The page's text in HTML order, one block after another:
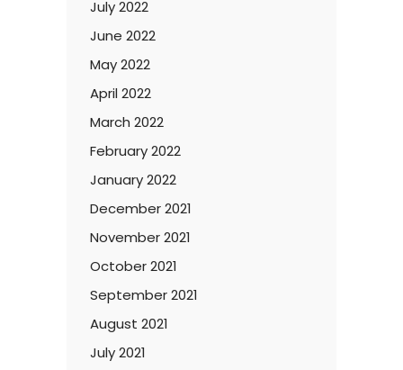
July 2022
June 2022
May 2022
April 2022
March 2022
February 2022
January 2022
December 2021
November 2021
October 2021
September 2021
August 2021
July 2021